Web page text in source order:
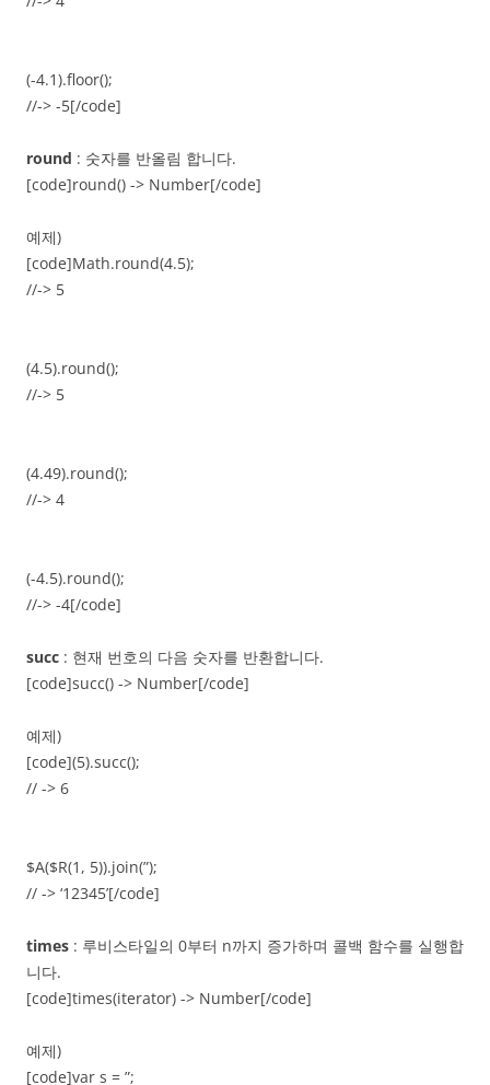
(-4.1).floor();
//-> -5[/code]
round : 숫자를 반올림 합니다.
[code]round() -> Number[/code]
예제)
[code]Math.round(4.5);
//-> 5
(4.5).round();
//-> 5
(4.49).round();
//-> 4
(-4.5).round();
//-> -4[/code]
succ : 현재 번호의 다음 숫자를 반환합니다.
[code]succ() -> Number[/code]
예제)
[code](5).succ();
// -> 6
$A($R(1, 5)).join(”);
// -> ‘12345’[/code]
times : 루비스타일의 0부터 n까지 증가하며 콜백 함수를 실행합
니다.
[code]times(iterator) -> Number[/code]
예제)
[code]var s = ”;